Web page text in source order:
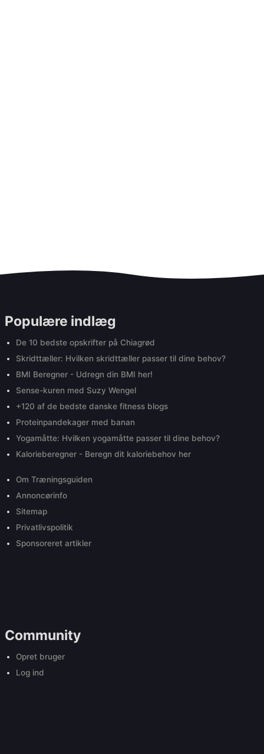
Populære indlæg
De 10 bedste opskrifter på Chiagrød
Skridttæller: Hvilken skridttæller passer til dine behov?
BMI Beregner - Udregn din BMI her!
Sense-kuren med Suzy Wengel
+120 af de bedste danske fitness blogs
Proteinpandekager med banan
Yogamåtte: Hvilken yogamåtte passer til dine behov?
Kalorieberegner - Beregn dit kaloriebehov her
Om Træningsguiden
Annoncørinfo
Sitemap
Privatlivspolitik
Sponsoreret artikler
Community
Opret bruger
Log ind